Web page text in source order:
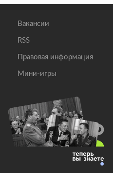
Вакансии
RSS
Правовая информация
Мини-игры
права защищены.